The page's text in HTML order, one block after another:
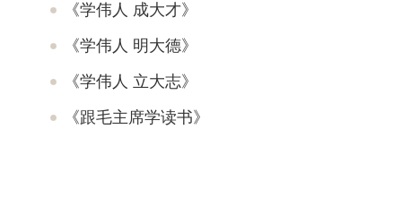
《学伟人 成大才》
《学伟人 明大德》
《学伟人 立大志》
《跟毛主席学读书》